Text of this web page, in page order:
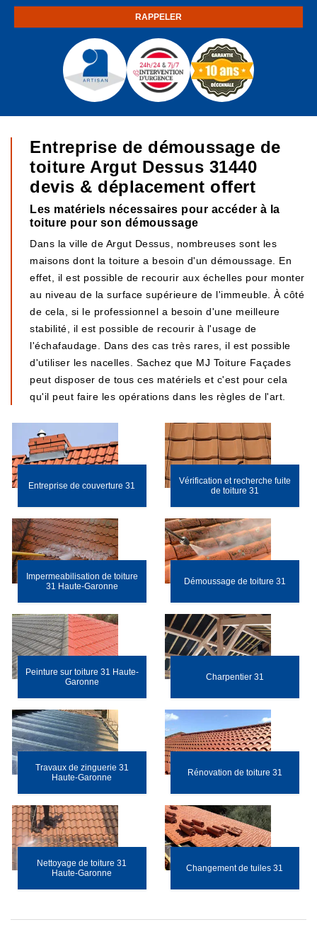
Entreprise de démoussage de
toiture Argut Dessus 31440
devis & déplacement offert
Les matériels nécessaires pour accéder à la
toiture pour son démoussage
Dans la ville de Argut Dessus, nombreuses sont les
maisons dont la toiture a besoin d'un démoussage. En
effet, il est possible de recourir aux échelles pour monter
au niveau de la surface supérieure de l'immeuble. À côté
de cela, si le professionnel a besoin d'une meilleure
stabilité, il est possible de recourir à l'usage de
l'échafaudage. Dans des cas très rares, il est possible
d'utiliser les nacelles. Sachez que MJ Toiture Façades
peut disposer de tous ces matériels et c'est pour cela
qu'il peut faire les opérations dans les règles de l'art.
Entreprise de couverture 31
Vérification et recherche fuite
de toiture 31
Impermeabilisation de toiture
31 Haute-Garonne
Démoussage de toiture 31
Peinture sur toiture 31 Haute-
Garonne
Charpentier 31
Travaux de zinguerie 31
Haute-Garonne
Rénovation de toiture 31
Nettoyage de toiture 31
Haute-Garonne
Changement de tuiles 31